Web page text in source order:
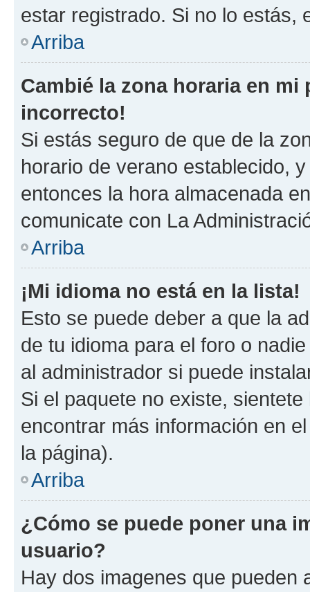
estar registrado. Si no lo estás,
Arriba
Cambié la zona horaria en
incorrecto!
Si estás seguro de que de la
horario de verano establecido,
entonces la hora almacenada
comunicate con La
Arriba
¡Mi idioma no está en la lista!
Esto se puede deber a que la
de tu idioma para el foro o
al administrador si puede
Si el paquete no existe,
encontrar más información en
la página).
Arriba
¿Cómo se puede poner una
usuario?
Hay dos imagenes que pueden